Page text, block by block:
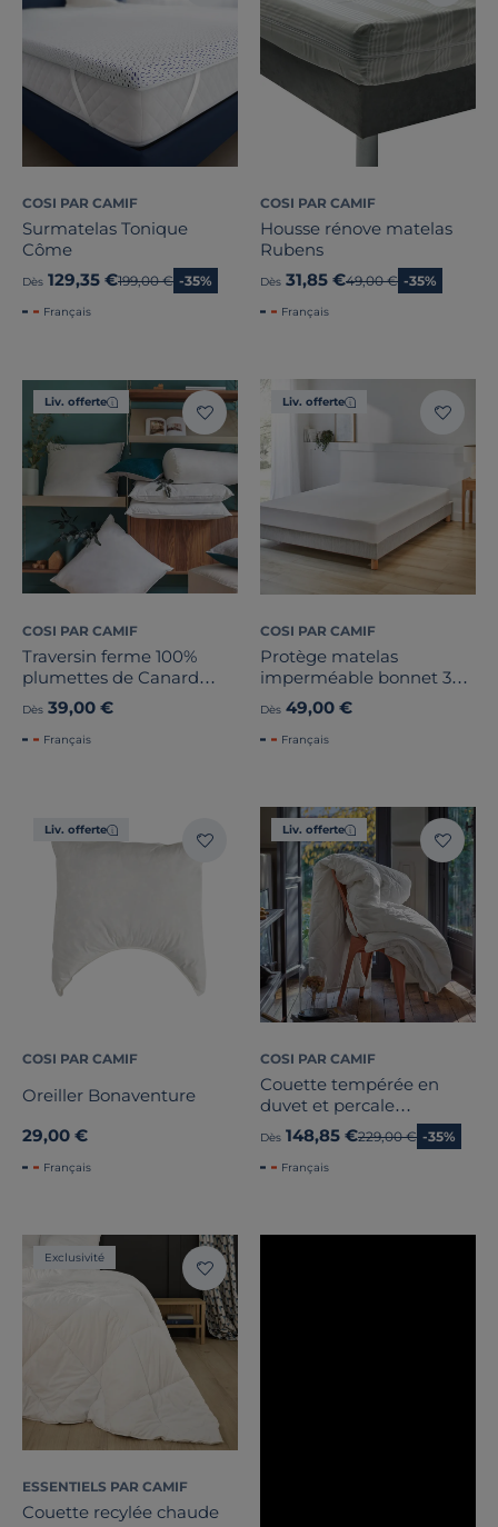
COSI PAR CAMIF
Surmatelas Tonique
Côme
Dès 129,35 €Ancien prix
199,00 € -35%
Français
COSI PAR CAMIF
Housse rénove matelas
Rubens
Dès 31,85 €Ancien prix
49,00 € -35%
Français
Liv. offerte
COSI PAR CAMIF
Traversin ferme 100%
plumettes de Canard
Candice
Dès 39,00 €
Français
Liv. offerte
COSI PAR CAMIF
Protège matelas
imperméable bonnet 30
cm Fernand
Dès 49,00 €
Français
Liv. offerte
COSI PAR CAMIF
Oreiller Bonaventure
29,00 €
Français
Liv. offerte
COSI PAR CAMIF
Couette tempérée en
duvet et percale
biologique Camélia
Dès 148,85 €Ancien prix
229,00 € -35%
Français
Exclusivité
ESSENTIELS PAR CAMIF
Couette recylée chaude